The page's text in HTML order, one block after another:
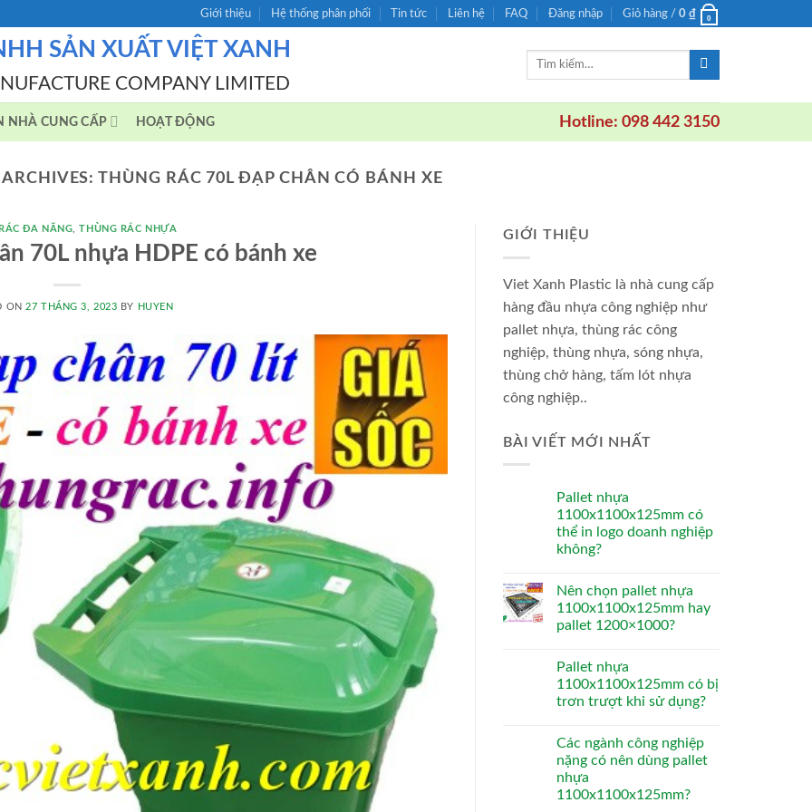
Giới thiệu Hệ thống phân phối Tin tức Liên hệ FAQ Đăng nhập Giỏ hàng / 0 ₫ 0
SẢN XUẤT VIỆT XANH
COMPANY LIMITED
Tìm
NHÀ CUNG CẤP HOẠT ĐỘNG Hotline: 098 442 3150
ARCHIVES:THÙNG RÁC 70L ĐẠP CHÂN CÓ BÁNH XE
ĐA NĂNG ,THÙNG RÁC NHỰA
70L nhựa HDPE có bánh xe
ON27 THÁNG 3, 2023 BY HUYEN
GIỚI THIỆU
Viet Xanh Plastic là nhà cung cấp
hàng đầu nhựa công nghiệp như
pallet nhựa, thùng rác công
nghiệp, thùng nhựa, sóng nhựa,
thùng chở hàng, tấm lót nhựa
công nghiệp..
BÀI VIẾT MỚI NHẤT
Pallet nhựa
1100x1100x125mm có
thể in logo doanh nghiệp
không?
Nên chọn pallet nhựa
1100x1100x125mm hay
pallet 1200×1000?
Pallet nhựa
1100x1100x125mm có bị
trơn trượt khi sử dụng?
Các ngành công nghiệp
nặng có nên dùng pallet
nhựa
1100x1100x125mm?